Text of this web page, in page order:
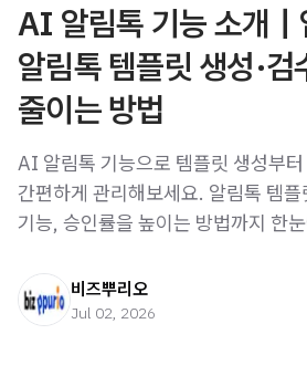
AI 알림톡 기능 소개｜
알림톡 템플릿 생성·검
줄이는 방법
AI 알림톡 기능으로 템플릿 생성부
간편하게 관리해보세요. 알림톡 템
기능, 승인률을 높이는 방법까지 한
비즈뿌리오
Jul 02, 2026